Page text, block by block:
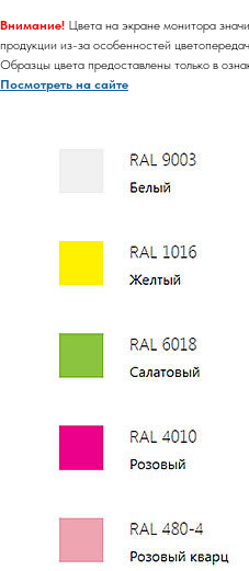
Внимание! Цвета на экране монитора
продукции из-за особенностей
Образцы цвета предоставлены только в
Посмотреть на сайте